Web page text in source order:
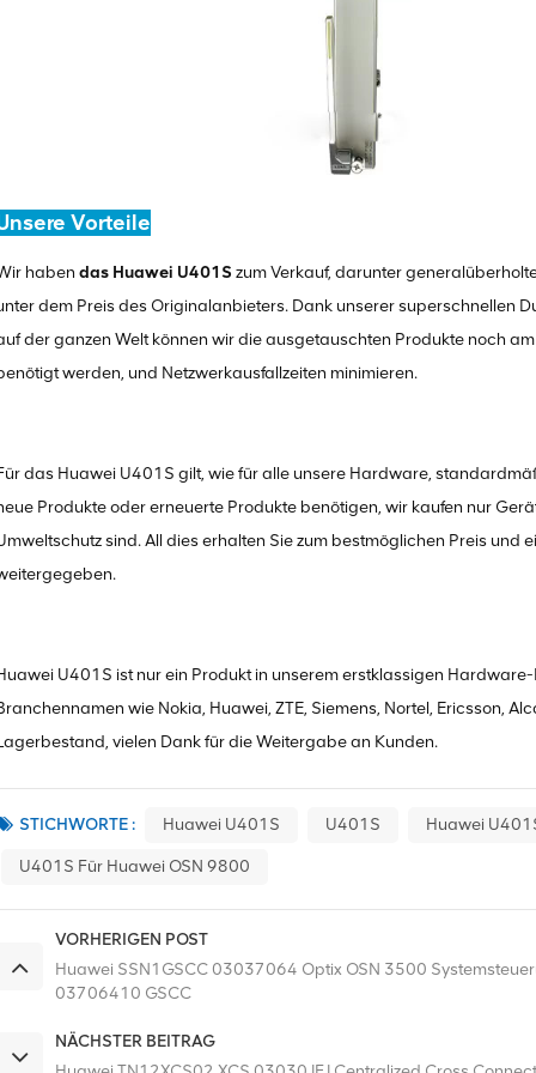
Vorteile
habendas Huawei U401S zum Verkauf, darunter
dem Preis des Originalanbieters. Dank unserer superschnellen
der ganzen Welt können wir die ausgetauschten Produkte noch
werden, und Netzwerkausfallzeiten minimieren.
das Huawei U401S gilt, wie für alle unsere Hardware,
Produkte oder erneuerte Produkte benötigen, wir kaufen nur
sind. All dies erhalten Sie zum bestmöglichen Preis
U401S ist nur ein Produkt in unserem erstklassigen
wie Nokia, Huawei, ZTE, Siemens, Nortel, Ericsson,
vielen Dank für die Weitergabe an Kunden.
STICHWORTE : Huawei U401S U401S Huawei
U401S Für Huawei OSN 9800
VORHERIGEN POST
Huawei SSN1GSCC 03037064 Optix OSN 3500
03706410 GSCC
NÄCHSTER BEITRAG